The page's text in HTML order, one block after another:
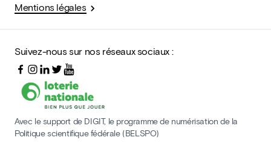
Mentions légales
Suivez-nous sur nos réseaux sociaux :
Avec le support de DIGIT, le programme de numérisation de la
Politique scientifique fédérale (BELSPO)